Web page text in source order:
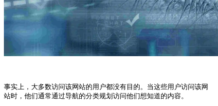
事实上，大多数访问该网站的用户都没有目的。当这些用户访问该网
站时，他们通常通过导航的分类规划访问他们想知道的内容。